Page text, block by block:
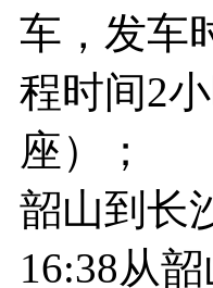
车，发车
程时间2
座）；
韶山到长
16:38从